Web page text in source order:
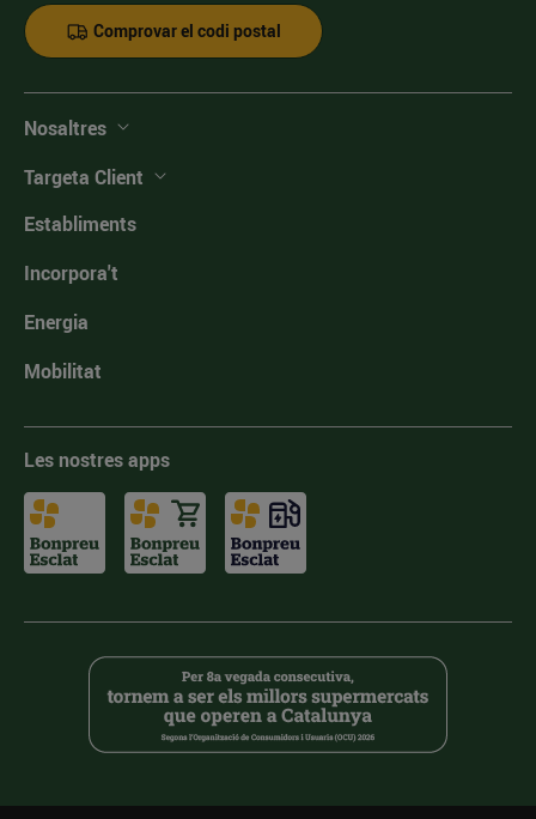
Comprovar el codi postal
Nosaltres
Targeta Client
Establiments
Incorpora't
Energia
Mobilitat
Les nostres apps